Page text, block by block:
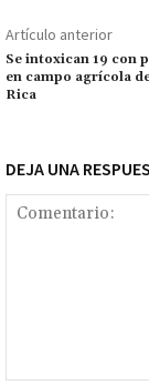
o
k
p
p
p
ar
Artículo anterior
Se intoxican 19 con
en campo agrícola
Rica
DEJA UNA